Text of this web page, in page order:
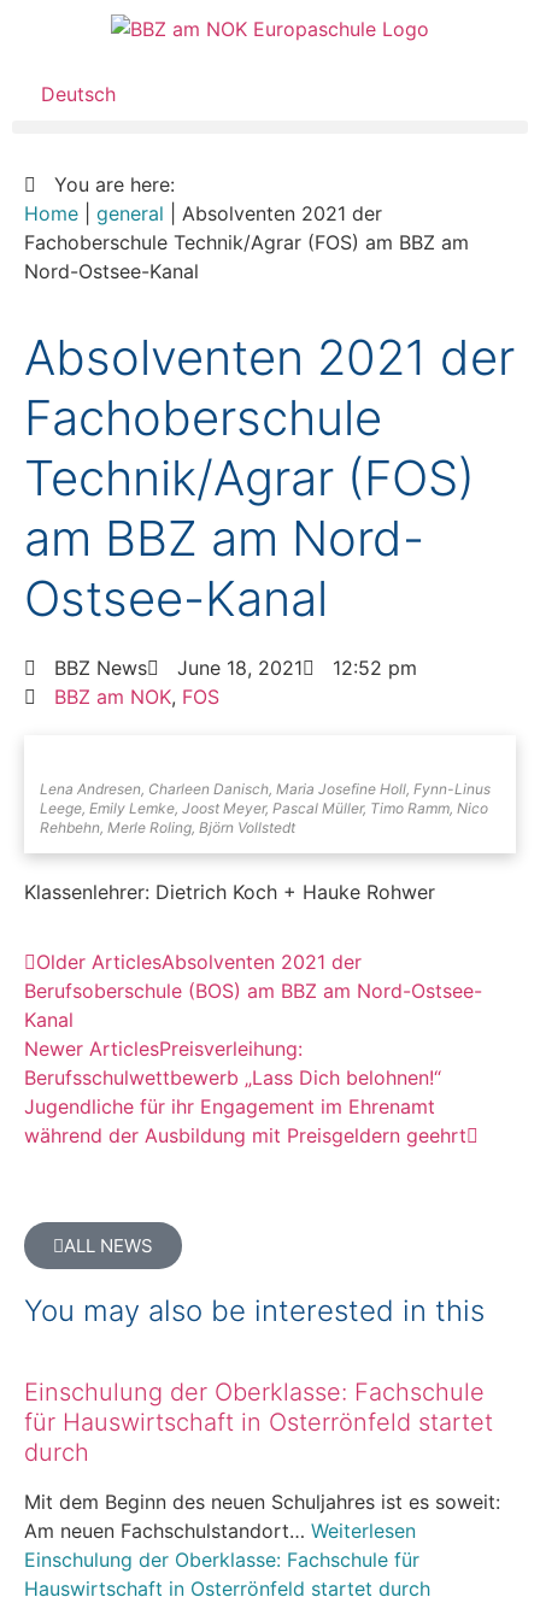
Deutsch
You are here:
Home
general
Absolventen 2021 der
Fachoberschule Technik/Agrar (FOS) am BBZ am
Nord-Ostsee-Kanal
Absolventen 2021 der
Fachoberschule
Technik/Agrar (FOS)
am BBZ am Nord-
Ostsee-Kanal
BBZ News June 18, 2021
12:52 pm
BBZ am NOK, FOS
Lena Andresen, Charleen Danisch, Maria Josefine Holl, Fynn-Linus
Leege, Emily Lemke, Joost Meyer, Pascal Müller, Timo Ramm, Nico
Rehbehn, Merle Roling, Björn Vollstedt
Klassenlehrer: Dietrich Koch + Hauke Rohwer
Older ArticlesAbsolventen 2021 der
Berufsoberschule (BOS) am BBZ am Nord-Ostsee-
Kanal
Newer ArticlesPreisverleihung:
Berufsschulwettbewerb „Lass Dich belohnen!“
Jugendliche für ihr Engagement im Ehrenamt
während der Ausbildung mit Preisgeldern geehrt
ALL NEWS
You may also be interested in this
Einschulung der Oberklasse: Fachschule
für Hauswirtschaft in Osterrönfeld startet
durch
Mit dem Beginn des neuen Schuljahres ist es soweit:
Am neuen Fachschulstandort… Weiterlesen
Einschulung der Oberklasse: Fachschule für
Hauswirtschaft in Osterrönfeld startet durch